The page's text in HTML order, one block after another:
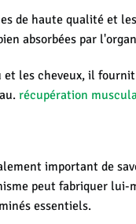
de haute qualité et
absorbées par
les cheveux, il
récupération
important de
peut fabriquer
essentiels.